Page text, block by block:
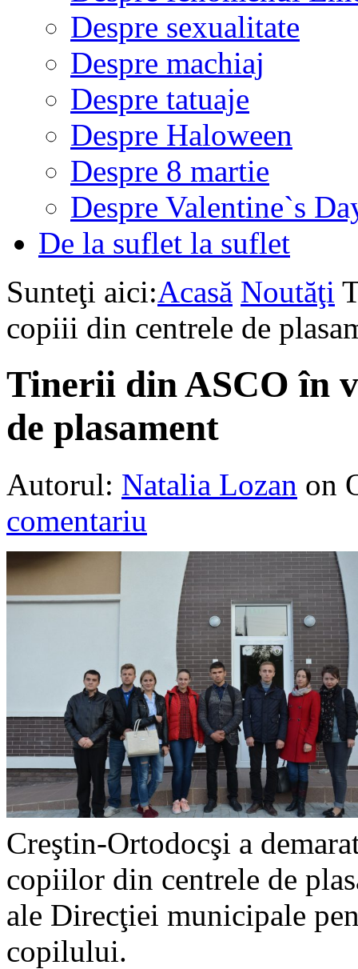
Despre sexualitate
Despre machiaj
Despre tatuaje
Despre Haloween
Despre 8 martie
Despre Valentine`s
De la suflet la suflet
Sunteţi aici:Acasă Noutăţi
copiii din centrele de
Tinerii din ASCO în
de plasament
Autorul: Natalia Lozan on
comentariu
Creştin-Ortodocşi a
copiilor din centrele de
ale Direcţiei municipale
copilului.